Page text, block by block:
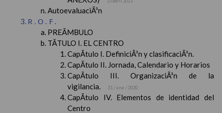
AutoevaluaciÃ³n
R.O.F.
PREÃMBULO
TÃTULO I. EL CENTRO
CapÃ­tulo I. DefiniciÃ³n y clasificaciÃ³n.
CapÃ­tulo II. Jornada, Calendario y Horarios
CapÃ­tulo III. OrganizaciÃ³n de la
vigilancia.
31 / ene / 2020
CapÃ­tulo IV. Elementos de identidad del
Centro